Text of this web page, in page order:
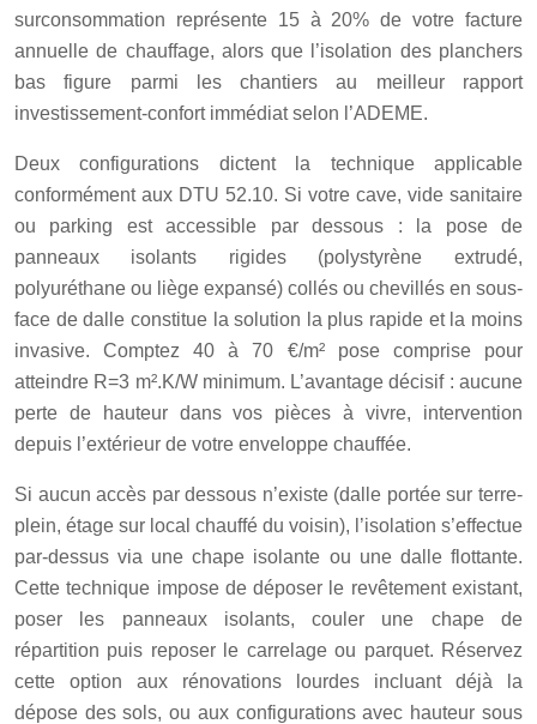
surconsommation représente 15 à 20% de votre facture
annuelle de chauffage, alors que l’isolation des planchers
bas figure parmi les chantiers au meilleur rapport
investissement-confort immédiat selon l’ADEME.
Deux configurations dictent la technique applicable
conformément aux DTU 52.10. Si votre cave, vide sanitaire
ou parking est accessible par dessous : la pose de
panneaux isolants rigides (polystyrène extrudé,
polyuréthane ou liège expansé) collés ou chevillés en sous-
face de dalle constitue la solution la plus rapide et la moins
invasive. Comptez 40 à 70 €/m² pose comprise pour
atteindre R=3 m².K/W minimum. L’avantage décisif : aucune
perte de hauteur dans vos pièces à vivre, intervention
depuis l’extérieur de votre enveloppe chauffée.
Si aucun accès par dessous n’existe (dalle portée sur terre-
plein, étage sur local chauffé du voisin), l’isolation s’effectue
par-dessus via une chape isolante ou une dalle flottante.
Cette technique impose de déposer le revêtement existant,
poser les panneaux isolants, couler une chape de
répartition puis reposer le carrelage ou parquet. Réservez
cette option aux rénovations lourdes incluant déjà la
dépose des sols, ou aux configurations avec hauteur sous